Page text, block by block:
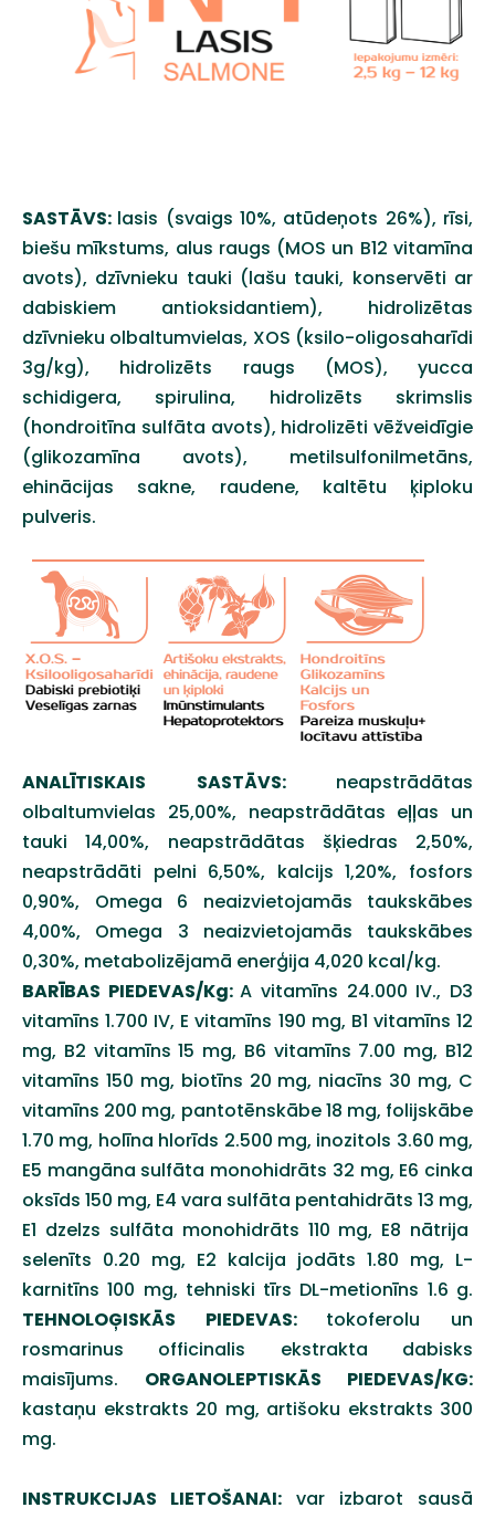
SASTĀVS: lasis (svaigs 10%, atūdeņots 26%), rīsi,
biešu mīkstums, alus raugs (MOS un B12 vitamīna
avots), dzīvnieku tauki (lašu tauki, konservēti ar
dabiskiem antioksidantiem), hidrolizētas
dzīvnieku olbaltumvielas, XOS (ksilo-oligosaharīdi
3g/kg), hidrolizēts raugs (MOS), yucca
schidigera, spirulina, hidrolizēts skrimslis
(hondroitīna sulfāta avots), hidrolizēti vēžveidīgie
(glikozamīna avots), metilsulfonilmetāns,
ehinācijas sakne, raudene, kaltētu ķiploku
pulveris.
ANALĪTISKAIS SASTĀVS: neapstrādātas
olbaltumvielas 25,00%, neapstrādātas eļļas un
tauki 14,00%, neapstrādātas šķiedras 2,50%,
neapstrādāti pelni 6,50%, kalcijs 1,20%, fosfors
0,90%, Omega 6 neaizvietojamās taukskābes
4,00%, Omega 3 neaizvietojamās taukskābes
0,30%, metabolizējamā enerģija 4,020 kcal/kg.
BARĪBAS PIEDEVAS/Kg:A vitamīns 24.000 IV., D3
vitamīns 1.700 IV, E vitamīns 190 mg, B1 vitamīns 12
mg, B2 vitamīns 15 mg, B6 vitamīns 7.00 mg, B12
vitamīns 150 mg, biotīns 20 mg, niacīns 30 mg, C
vitamīns 200 mg, pantotēnskābe 18 mg, folijskābe
1.70 mg, holīna hlorīds 2.500 mg, inozitols 3.60 mg,
E5 mangāna sulfāta monohidrāts 32 mg, E6 cinka
oksīds 150 mg, E4 vara sulfāta pentahidrāts 13 mg,
E1 dzelzs sulfāta monohidrāts 110 mg, E8 nātrija
selenīts 0.20 mg, E2 kalcija jodāts 1.80 mg, L-
karnitīns 100 mg, tehniski tīrs DL-metionīns 1.6 g.
TEHNOLOĢISKĀS PIEDEVAS: tokoferolu un
rosmarinus officinalis ekstrakta dabisks
maisījums. ORGANOLEPTISKĀS PIEDEVAS/KG:
kastaņu ekstrakts 20 mg, artišoku ekstrakts 300
mg.
INSTRUKCIJAS LIETOŠANAI: var izbarot sausā